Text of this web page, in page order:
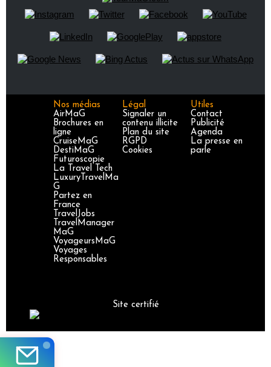
Nos médias
AirMaG
Brochures en
ligne
CruiseMaG
DestiMaG
Futuroscopie
La Travel Tech
LuxuryTravelMa
G
Partez en
France
TravelJobs
TravelManager
MaG
VoyageursMaG
Voyages
Responsables
Légal
Signaler un
contenu illicite
Plan du site
RGPD
Cookies
Utiles
Contact
Publicité
Agenda
La presse en
parle
Site certifié